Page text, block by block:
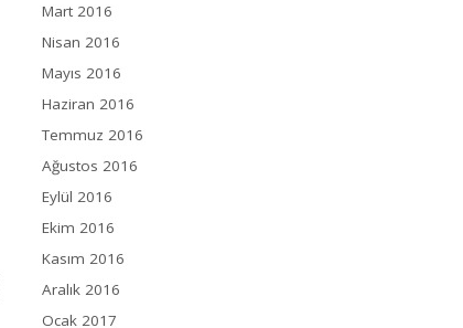
Mart 2016
Nisan 2016
Mayıs 2016
Haziran 2016
Temmuz 2016
Ağustos 2016
Eylül 2016
Ekim 2016
Kasım 2016
Aralık 2016
Ocak 2017